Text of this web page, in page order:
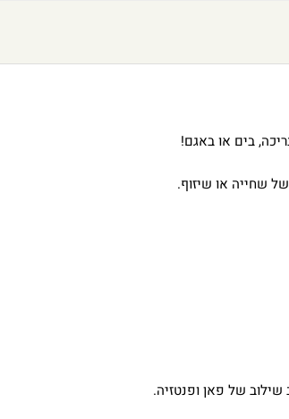
בים או באגם!
שחייה או שיזוף.
של פאן ופנטזיה.